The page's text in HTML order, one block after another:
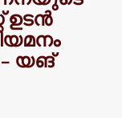
ഉടൻ
യങ്